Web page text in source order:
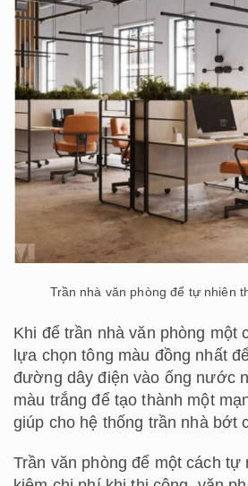
Trần nhà văn phòng để tự nhiên
Khi để trần nhà văn phòng một
lựa chọn tông màu đồng nhất
đường dây điện vào ống nước
màu trắng để tạo thành một
giúp cho hệ thống trần nhà bớt
Trần văn phòng để một cách tự